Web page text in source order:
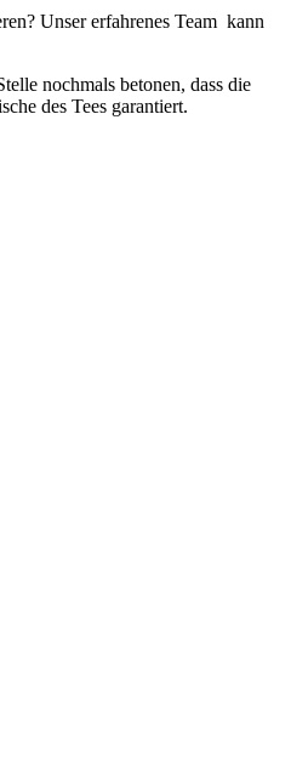
Unser erfahrenes Team kann
nochmals betonen, dass die
des Tees garantiert.